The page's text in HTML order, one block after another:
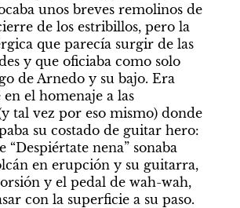
unos breves remolinos de
de los estribillos, pero la
que parecía surgir de las
y que oficiaba como solo
de Arnedo y su bajo. Era
el homenaje a las
tal vez por eso mismo) donde
su costado de guitar hero:
“Despiértate nena” sonaba
en erupción y su guitarra,
y el pedal de wah-wah,
con la superficie a su paso.